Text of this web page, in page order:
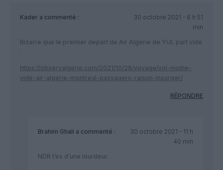
Kader a commenté :
30 octobre 2021 - 6 h 51
min
Bizarre que le premier depart de Air Algerie de YUL part vide
:
https://observalgerie.com/2021/10/28/voyage/vol-moitie-
vide-air-algerie-montreal-passagers-raison-insurger/
RÉPONDRE
Brahim Ghali a commenté :
30 octobre 2021 - 11 h
40 min
NDR t’es d’une lourdeur.